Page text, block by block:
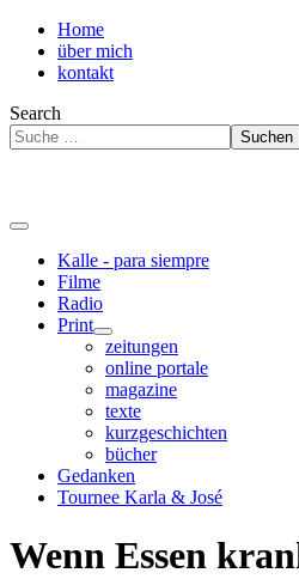
Home
über mich
kontakt
Search
Suchen
Kalle - para siempre
Filme
Radio
Print
zeitungen
online portale
magazine
texte
kurzgeschichten
bücher
Gedanken
Tournee Karla & José
Wenn Essen